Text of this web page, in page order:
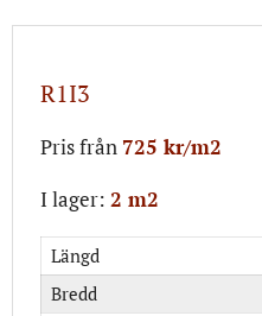
R1I3
Pris från 725 kr/m2
I lager: 2 m2
Längd
Bredd